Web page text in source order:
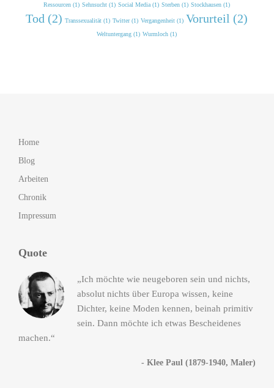
Ressourcen (1) Sehnsucht (1) Social Media (1) Sterben (1) Stockhausen (1)
Tod (2) Transsexualität (1) Twitter (1) Vergangenheit (1) Vorurteil (2)
Weltuntergang (1) Wurmloch (1)
Home
Blog
Arbeiten
Chronik
Impressum
Quote
„Ich möchte wie neugeboren sein und nichts,
absolut nichts über Europa wissen, keine
Dichter, keine Moden kennen, beinah primitiv
sein. Dann möchte ich etwas Bescheidenes
machen.“
- Klee Paul (1879-1940, Maler)